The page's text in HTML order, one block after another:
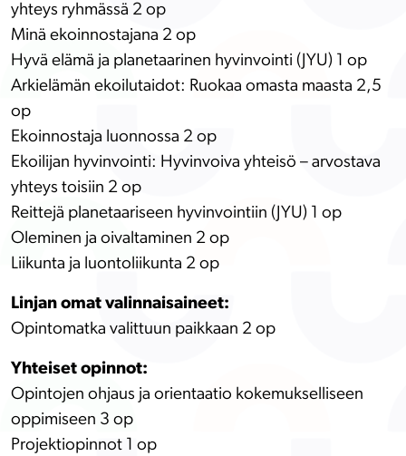
yhteys ryhmässä 2 op
Minä ekoinnostajana 2 op
Hyvä elämä ja planetaarinen hyvinvointi (JYU) 1 op
Arkielämän ekoilutaidot: Ruokaa omasta maasta 2,5
op
Ekoinnostaja luonnossa 2 op
Ekoilijan hyvinvointi: Hyvinvoiva yhteisö – arvostava
yhteys toisiin 2 op
Reittejä planetaariseen hyvinvointiin (JYU) 1 op
Oleminen ja oivaltaminen 2 op
Liikunta ja luontoliikunta 2 op
Linjan omat valinnaisaineet:
Opintomatka valittuun paikkaan 2 op
Yhteiset opinnot:
Opintojen ohjaus ja orientaatio kokemukselliseen
oppimiseen 3 op
Projektiopinnot 1 op